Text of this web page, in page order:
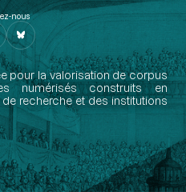
nous
pour la valorisation de corpus
numérisés construits en
recherche et des institutions